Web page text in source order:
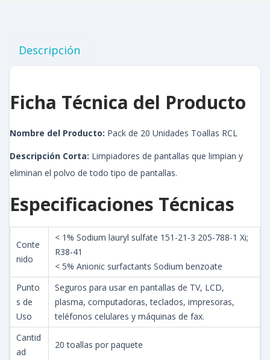
Descripción
Ficha Técnica del Producto
Nombre del Producto: Pack de 20 Unidades Toallas RCL
Descripción Corta: Limpiadores de pantallas que limpian y
eliminan el polvo de todo tipo de pantallas.
Especificaciones Técnicas
Conte
nido
< 1% Sodium lauryl sulfate 151-21-3 205-788-1 Xi;
R38-41
< 5% Anionic surfactants Sodium benzoate
Punto
s de
Uso
Seguros para usar en pantallas de TV, LCD,
plasma, computadoras, teclados, impresoras,
teléfonos celulares y máquinas de fax.
Cantid
ad
20 toallas por paquete